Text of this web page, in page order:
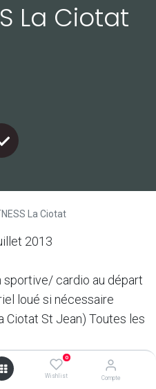
0
Wishlist Compte
La Ciotat
La Ciotat
2013
cardio au départ
loué si nécessaire
Ciotat St Jean) Toutes les
vers 20h